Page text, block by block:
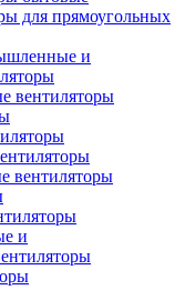
для прямоугольных
и
вентиляторы
вентиляторы
и